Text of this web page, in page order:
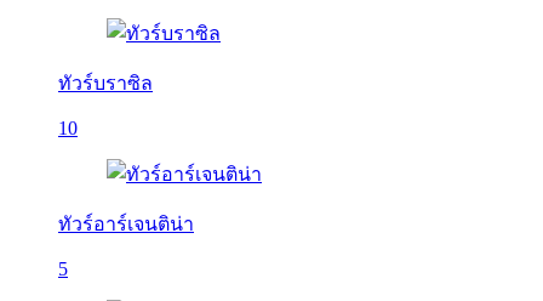
ทัวร์บราซิล
10
ทัวร์อาร์เจนติน่า
5